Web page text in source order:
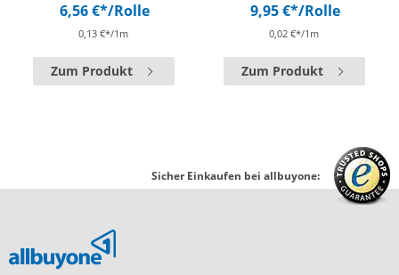
6,56 €*/Rolle
0,13 €*/1m
Zum Produkt
9,95 €*/Rolle
0,02 €*/1m
Zum Produkt
Sicher Einkaufen bei allbuyone: